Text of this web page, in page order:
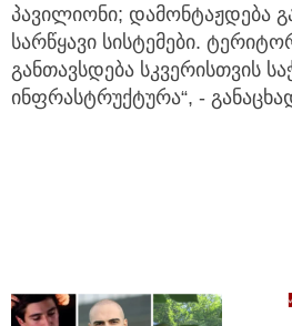
პავილიონი; დამონტაჟდება
სარწყავი სისტემები.
განთავსდება სკვერისთვის
ინფრასტრუქტურა“, -